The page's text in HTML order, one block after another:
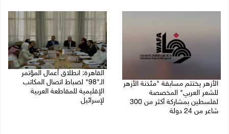
الأزهر يختتم مسابقة "مئذنة الأزهر
للشعر العربي" المخصصة
لفلسطين بمشاركة أكثر من 300
شاعر من 24 دولة
القاهرة: انطلاق أعمال المؤتمر
الـ"98" لضباط اتصال المكاتب
الإقليمية للمقاطعة العربية
لإسرائيل